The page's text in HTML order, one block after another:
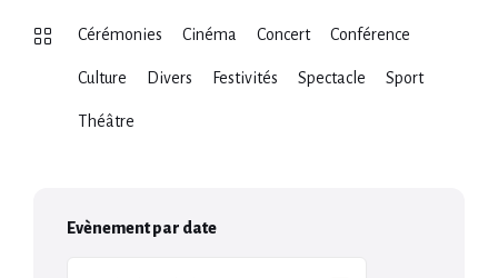
Cérémonies Cinéma Concert Conférence
Culture Divers Festivités Spectacle Sport
Théâtre
Evènement par date